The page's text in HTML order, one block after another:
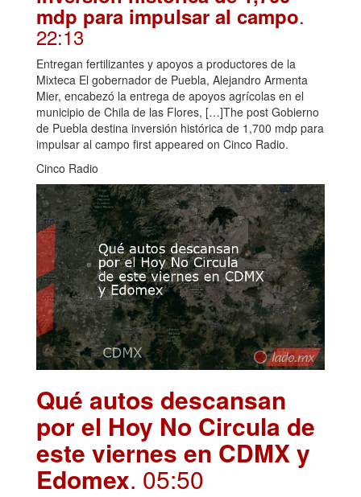
mdp para impulsar al campo.
22:13
Entregan fertilizantes y apoyos a productores de la
Mixteca El gobernador de Puebla, Alejandro Armenta
Mier, encabezó la entrega de apoyos agrícolas en el
municipio de Chila de las Flores, […]The post Gobierno
de Puebla destina inversión histórica de 1,700 mdp para
impulsar al campo first appeared on Cinco Radio.
Cinco Radio
Qué autos descansan
por el Hoy No Circula de
este viernes en CDMX y
Edomex. 05:50